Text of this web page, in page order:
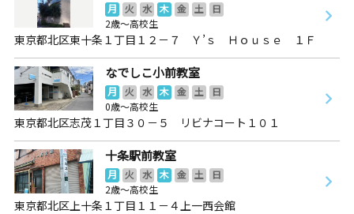
月 火 水 木 金 土
日
2歳～高校生
東京都北区東十条１丁目１２－７ Ｙ’ｓ Ｈｏｕｓｅ １Ｆ
なでしこ小前教室
月 火 水 木 金 土
日
0歳～高校生
東京都北区志茂１丁目３０－５ リビナコート１０１
十条駅前教室
月 火 水 木 金 土
日
2歳～高校生
東京都北区上十条１丁目１１－４上一西会館